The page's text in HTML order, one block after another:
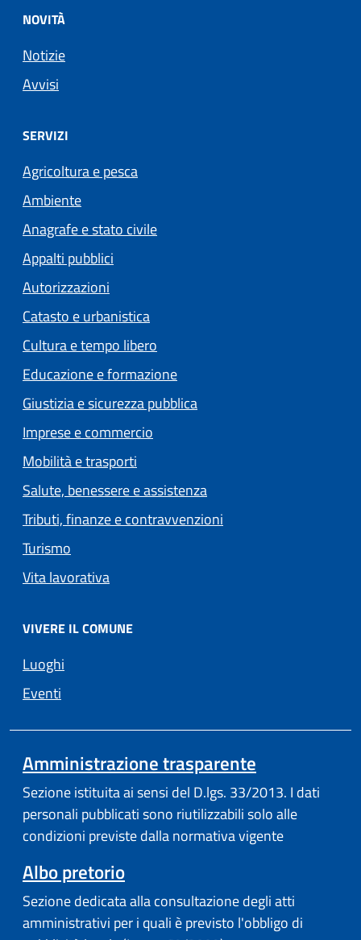
NOVITÀ
Notizie
Avvisi
SERVIZI
Agricoltura e pesca
Ambiente
Anagrafe e stato civile
Appalti pubblici
Autorizzazioni
Catasto e urbanistica
Cultura e tempo libero
Educazione e formazione
Giustizia e sicurezza pubblica
Imprese e commercio
Mobilità e trasporti
Salute, benessere e assistenza
Tributi, finanze e contravvenzioni
Turismo
Vita lavorativa
VIVERE IL COMUNE
Luoghi
Eventi
Amministrazione trasparente
Sezione istituita ai sensi del D.lgs. 33/2013. I dati
personali pubblicati sono riutilizzabili solo alle
condizioni previste dalla normativa vigente
Albo pretorio
Sezione dedicata alla consultazione degli atti
amministrativi per i quali è previsto l'obbligo di